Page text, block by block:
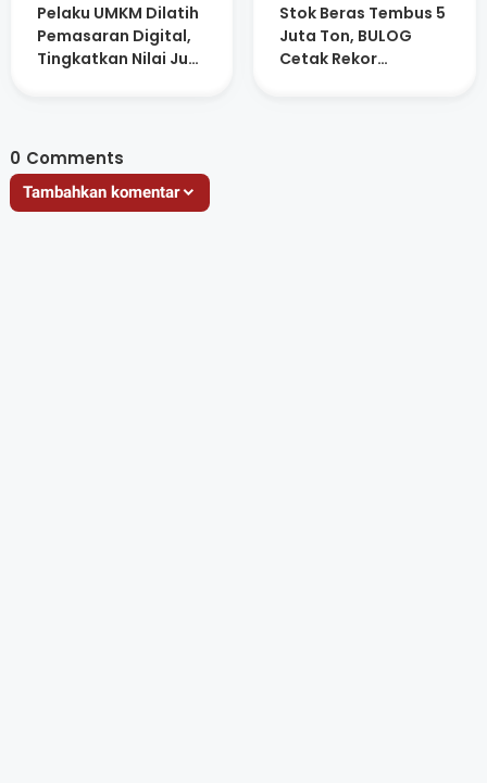
Pelaku UMKM Dilatih
Pemasaran Digital,
Tingkatkan Nilai Jual
Stok Beras Tembus 5
Juta Ton, BULOG
Cetak Rekor
0 Comments
Tambahkan komentar